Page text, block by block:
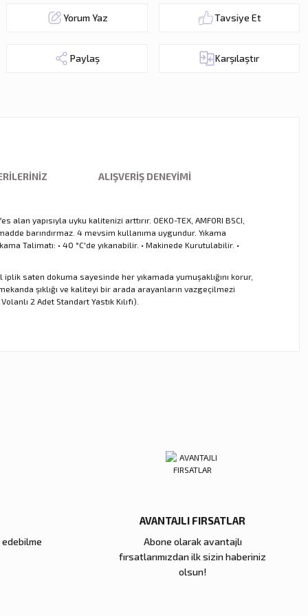
Yorum Yaz Tavsiye Et
Paylaş Karşılaştır
ALIŞVERIŞ DENEYIMI
yapısıyla uyku kalitenizi arttırır. OEKO-TEX, AMFORI BSCI,
barındırmaz. 4 mevsim kullanıma uygundur. Yıkama
Talimatı: • 40 °C'de yıkanabilir. • Makinede Kurutulabilir. •
saten dokuma sayesinde her yıkamada yumuşaklığını korur,
şıklığı ve kaliteyi bir arada arayanların vazgeçilmezi
2 Adet Standart Yastık Kılıfı).
AVANTAJLI FIRSATLAR
Abone olarak avantajlı
fırsatlarımızdan ilk sizin haberiniz
olsun!